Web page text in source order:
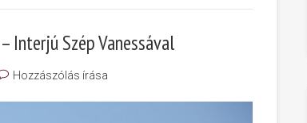
Interjú Szép Vanessával
Hozzászólás írása